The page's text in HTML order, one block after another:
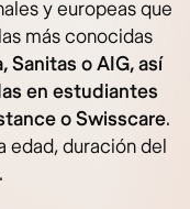
y europeas que
más conocidas
Sanitas o AIG, así
en estudiantes
o Swisscare.
edad, duración del